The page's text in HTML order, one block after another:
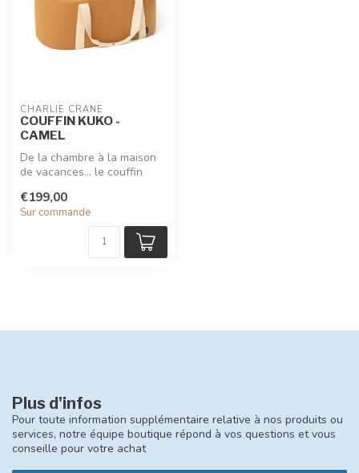
CHARLIE CRANE
COUFFIN KUKO -
CAMEL
De la chambre à la maison
de vacances… le couffin
deviendr...
€199,00
Sur commande
Plus d'infos
Pour toute information supplémentaire relative à nos produits ou
services, notre équipe boutique répond à vos questions et vous
conseille pour votre achat